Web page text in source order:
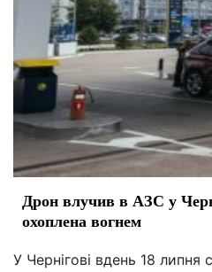
Дрон влучив в АЗС у
охоплена вогнем
У Чернігові вдень 18 липня